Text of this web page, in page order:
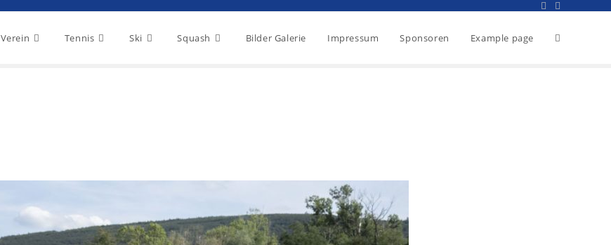
Verein Tennis Ski Squash Bilder Galerie Impressum Sponsoren Example page